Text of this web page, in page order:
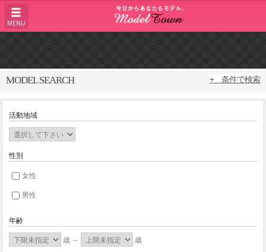
MENU
MODEL SEARCH + 条件で検索
活動地域
性別
女性
男性
年齢
歳 ～ 歳